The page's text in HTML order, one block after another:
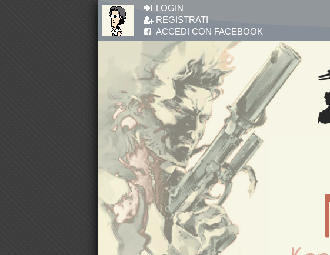
Salta al contenuto principale
LOGIN
REGISTRATI
ACCEDI CON FACEBOOK